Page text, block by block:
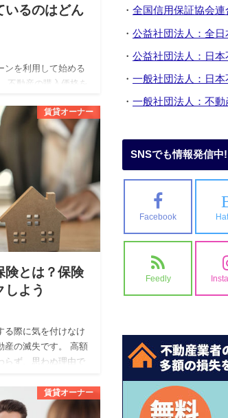
いるのはどん
ンを利用して始める
不動産の購入価格を
の中には、フルロー
賃貸オーナー
険とは？保険
しよう
る際に気を付けなけ
産の滅失です。 高額
らず、思わぬ理由で
賃貸オーナー
・ 全国信用保証協会連
・ 公益社団法人：全日
・ 公益社団法人：日
・ 一般社団法人：日
・ 一般社団法人：不
SNSでも情報発信中
Facebook
Feedly